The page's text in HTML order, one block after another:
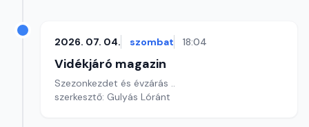
2026. 07. 04. szombat 18:04
Vidékjáró magazin
Szezonkezdet és évzárás ..
szerkesztő: Gulyás Lóránt